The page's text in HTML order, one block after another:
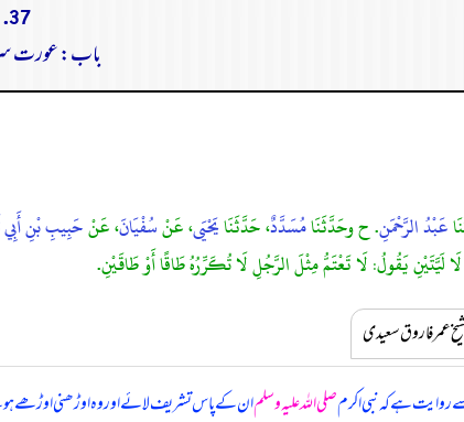
37. باب في الاختمار
باب: عورت سر
عَبْدُ الرَّحْمَنِ. ح وحَدَّثَنَامُسَدَّدٌ، حَدَّثَنَايَحْيَى، عَنْسُفْيَانَ، عَنْحَبِيبِ بْنِ
لَا لَيَّتَيْنِ يَقُولُ: لَا تَعْتَمُّ مِثْلَ الرَّجُلِ لَا تُكَرِّرُهُ طَاقًا أَوْ طَاقَيْنِ.
عمر فاروق سعیدی
سے روایت ہے کہنبی اکرمصلی اللہ علیہ وسلمان کے پاس تشریف لائے اور وہ اوڑھنی اوڑھے